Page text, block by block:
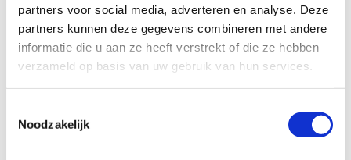
partners voor social media, adverteren en analyse. Deze
partners kunnen deze gegevens combineren met andere
informatie die u aan ze heeft verstrekt of die ze hebben
verzameld op basis van uw gebruik van hun services.
Noodzakelijk